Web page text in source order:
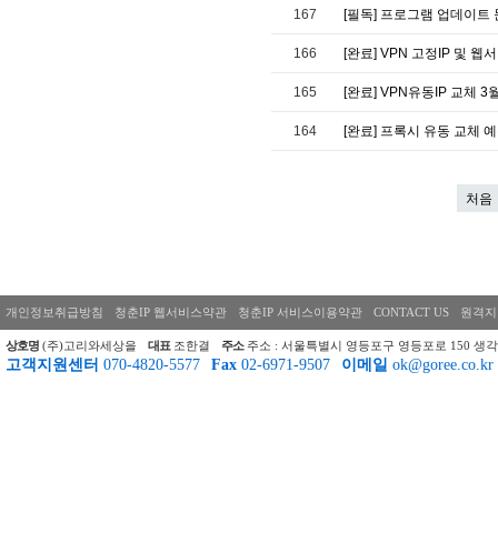
167 [필독] 프로그램 업데이트
166 [완료] VPN 고정IP 및 웹
165 [완료] VPN유동IP 교체 3
164 [완료] 프록시 유동 교체
처음
개인정보취급방침 청춘IP 웹서비스약관 청춘IP 서비스이용약관 CONTACT US 원격
상호명 (주)고리와세상을 대표 조한결 주소 주소 : 서울특별시 영등포구 영등포로 150 생
고객지원센터 070-4820-5577 Fax 02-6971-9507 이메일 ok@goree.co.kr